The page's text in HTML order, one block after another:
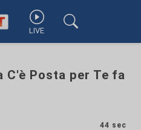
LIVE
C'è Posta per Te fa
44 sec